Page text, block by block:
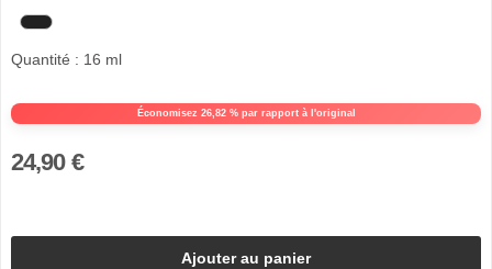
Économisez 26,82 % par rapport à l'original
Quantité : 16 ml
24,90 €
Ajouter au panier